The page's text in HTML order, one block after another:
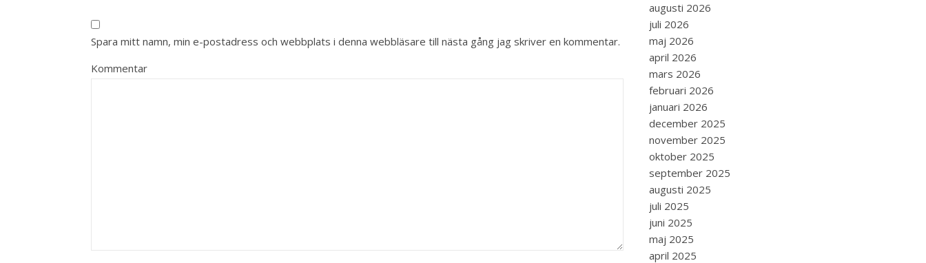
Spara mitt namn, min e-postadress och webbplats i denna webbläsare till nästa gång jag skriver en kommentar.
Kommentar
augusti 2026
juli 2026
maj 2026
april 2026
mars 2026
februari 2026
januari 2026
december 2025
november 2025
oktober 2025
september 2025
augusti 2025
juli 2025
juni 2025
maj 2025
april 2025